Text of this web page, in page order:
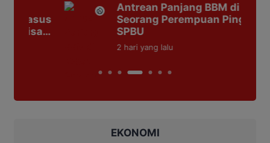
Antrean Panjang BBM di Kobar,
Seorang Perempuan Pingsan di
yang lalu
EKONOMI